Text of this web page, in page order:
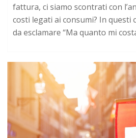
fattura, ci siamo scontrati con
costi legati ai consumi? In questi
da esclamare “Ma quanto mi